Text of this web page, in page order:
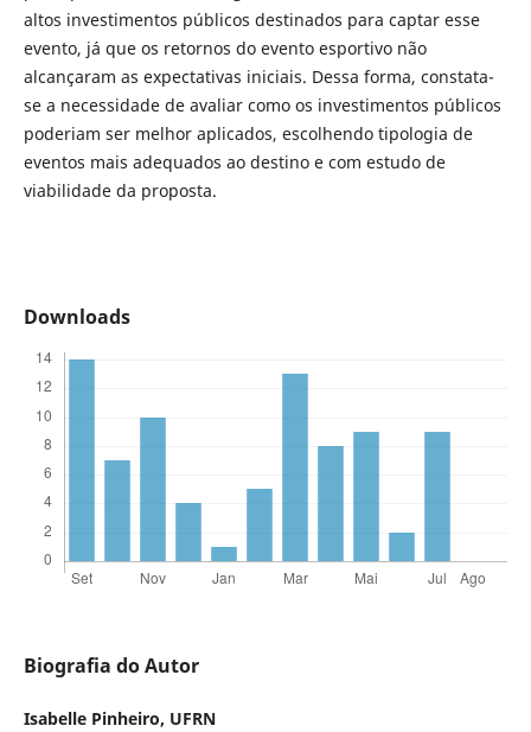
altos investimentos públicos destinados para captar esse
evento, já que os retornos do evento esportivo não
alcançaram as expectativas iniciais. Dessa forma, constata-
se a necessidade de avaliar como os investimentos públicos
poderiam ser melhor aplicados, escolhendo tipologia de
eventos mais adequados ao destino e com estudo de
viabilidade da proposta.
Downloads
Biografia do Autor
Isabelle Pinheiro, UFRN